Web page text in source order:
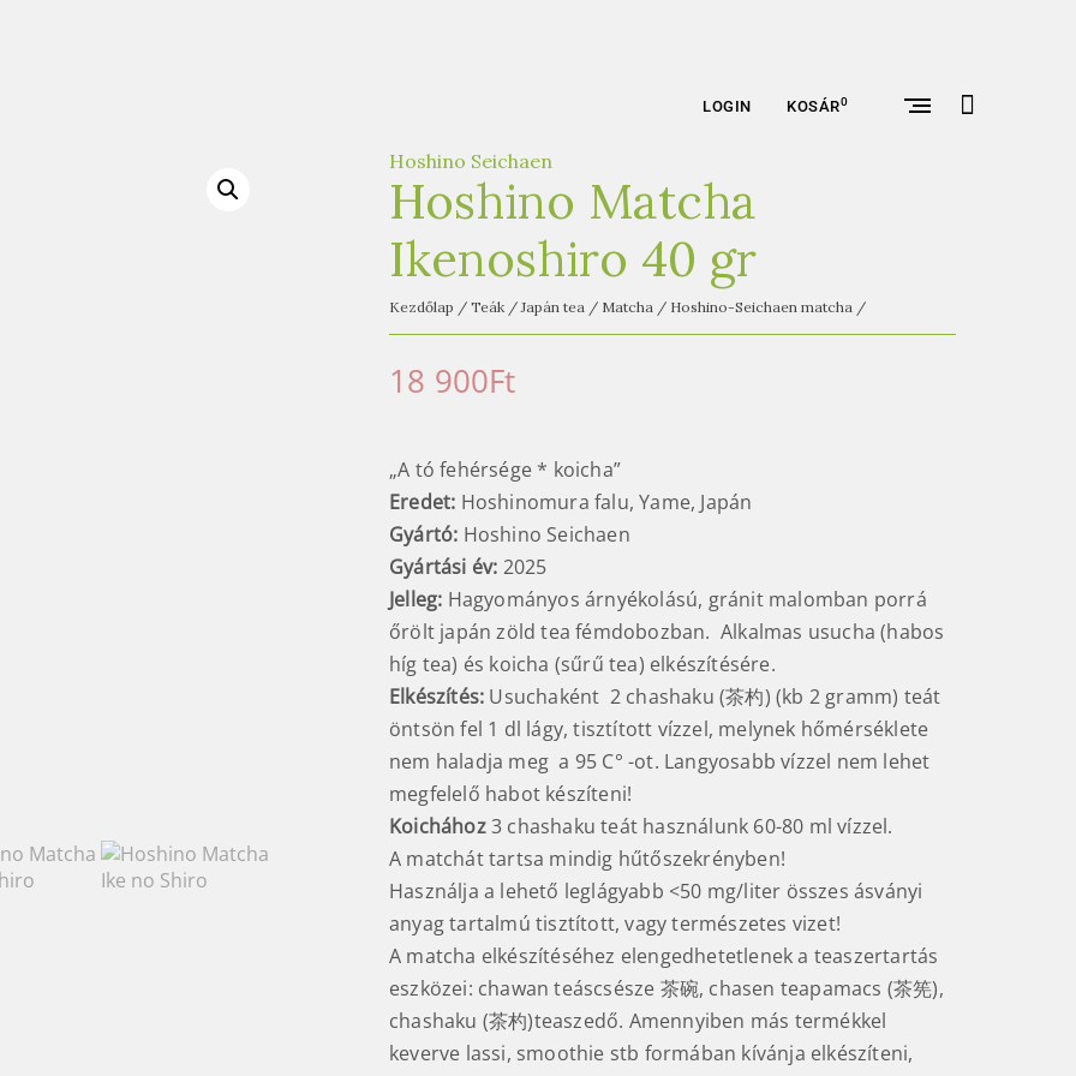
LOGIN KOSÁR0
Hoshino Seichaen
Hoshino Matcha
Ikenoshiro 40 gr
Kezdőlap / Teák /Japán tea / Matcha / Hoshino-Seichaen matcha /
18 900Ft
„A tó fehérsége * koicha”
Eredet: Hoshinomura falu, Yame, Japán
Gyártó: Hoshino Seichaen
Gyártási év: 2025
Jelleg: Hagyományos árnyékolású, gránit malomban porrá
őrölt japán zöld tea fémdobozban. Alkalmas usucha (habos
híg tea) és koicha (sűrű tea) elkészítésére.
Elkészítés: Usuchaként 2 chashaku (茶杓) (kb 2 gramm) teát
öntsön fel 1 dl lágy, tisztított vízzel, melynek hőmérséklete
nem haladja meg a 95 C° -ot. Langyosabb vízzel nem lehet
megfelelő habot készíteni!
Koichához3 chashaku teát használunk 60-80 ml vízzel.
A matchát tartsa mindig hűtőszekrényben!
Használja a lehető leglágyabb <50 mg/liter összes ásványi
anyag tartalmú tisztított, vagy természetes vizet!
A matcha elkészítéséhez elengedhetetlenek a teaszertartás
eszközei: chawan teáscsésze 茶碗, chasen teapamacs (茶筅),
chashaku (茶杓)teaszedő. Amennyiben más termékkel
keverve lassi, smoothie stb formában kívánja elkészíteni,